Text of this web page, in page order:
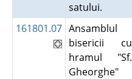
satului.
161801.07 Ansamblul
bisericii cu
hramul "Sf.
Gheorghe"